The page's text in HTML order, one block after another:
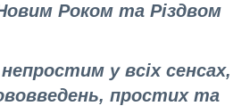
Роком та Різдвом
у всіх сенсах,
простих та